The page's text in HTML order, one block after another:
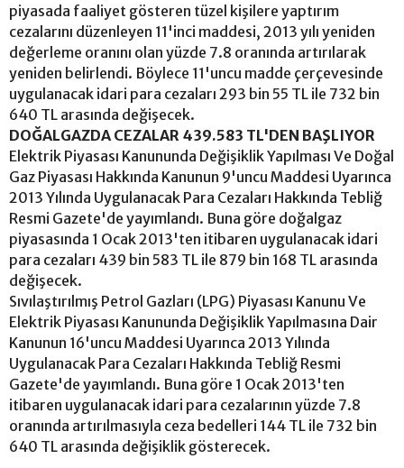
piyasada faaliyet gösteren tüzel kişilere yaptırım
cezalarını düzenleyen 11'inci maddesi, 2013 yılı yeniden
değerleme oranını olan yüzde 7.8 oranında artırılarak
yeniden belirlendi. Böylece 11'uncu madde çerçevesinde
uygulanacak idari para cezaları 293 bin 55 TL ile 732 bin
640 TL arasında değişecek.
DOĞALGAZDA CEZALAR 439.583 TL'DEN BAŞLIYOR
Elektrik Piyasası Kanununda Değişiklik Yapılması Ve Doğal
Gaz Piyasası Hakkında Kanunun 9'uncu Maddesi Uyarınca
2013 Yılında Uygulanacak Para Cezaları Hakkında Tebliğ
Resmi Gazete'de yayımlandı. Buna göre doğalgaz
piyasasında 1 Ocak 2013'ten itibaren uygulanacak idari
para cezaları 439 bin 583 TL ile 879 bin 168 TL arasında
değişecek.
Sıvılaştırılmış Petrol Gazları (LPG) Piyasası Kanunu Ve
Elektrik Piyasası Kanununda Değişiklik Yapılmasına Dair
Kanunun 16'uncu Maddesi Uyarınca 2013 Yılında
Uygulanacak Para Cezaları Hakkında Tebliğ Resmi
Gazete'de yayımlandı. Buna göre 1 Ocak 2013'ten
itibaren uygulanacak idari para cezalarının yüzde 7.8
oranında artırılmasıyla ceza bedelleri 144 TL ile 732 bin
640 TL arasında değişiklik gösterecek.